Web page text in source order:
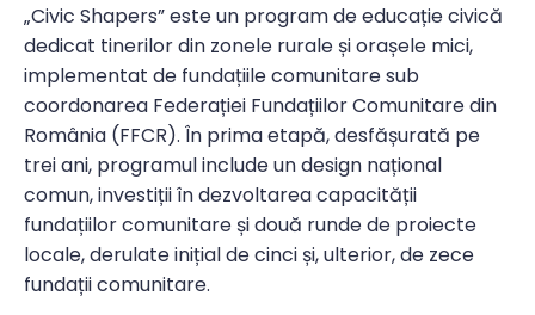
„Civic Shapers” este un program de educație civică
dedicat tinerilor din zonele rurale și orașele mici,
implementat de fundațiile comunitare sub
coordonarea Federației Fundațiilor Comunitare din
România (FFCR). În prima etapă, desfășurată pe
trei ani, programul include un design național
comun, investiții în dezvoltarea capacității
fundațiilor comunitare și două runde de proiecte
locale, derulate inițial de cinci și, ulterior, de zece
fundații comunitare.